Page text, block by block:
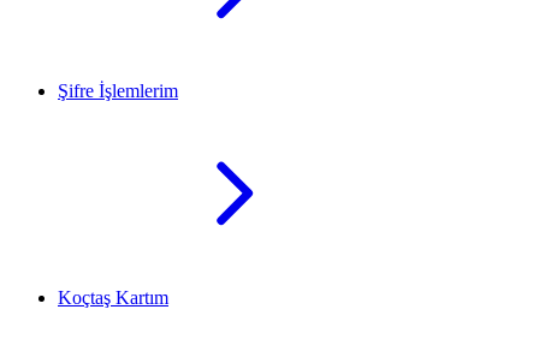
Şifre İşlemlerim
Koçtaş Kartım